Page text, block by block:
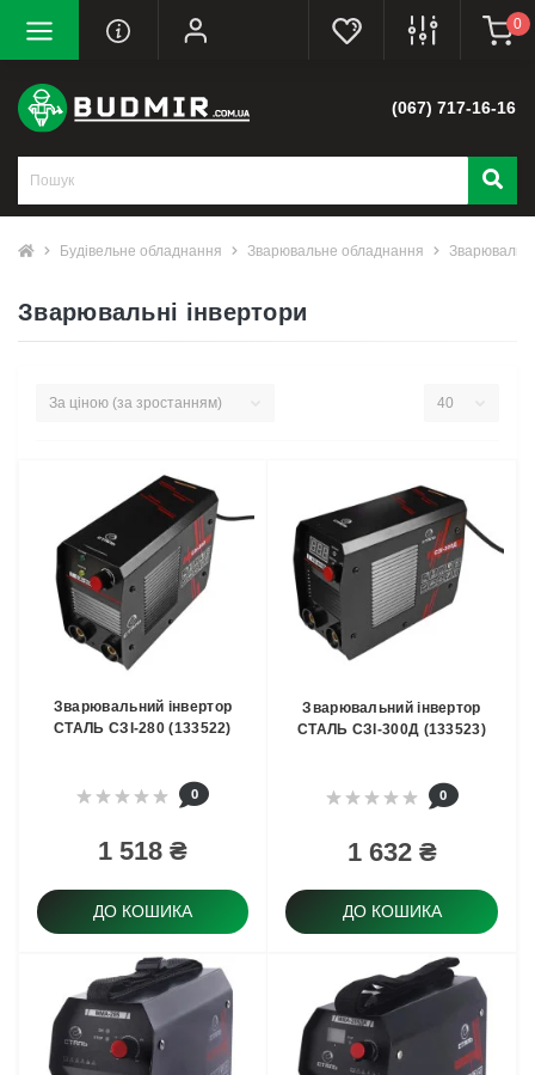
0
(067) 717-16-16
Будівельне обладнання Зварювальне обладнання
Зварювальні інвертори
Зварювальний інвертор
СТАЛЬ СЗІ-280 (133522)
0
1 518 ₴
ДО КОШИКА
Зварювальний інвертор
СТАЛЬ СЗІ-300Д (133523)
0
1 632 ₴
ДО КОШИКА